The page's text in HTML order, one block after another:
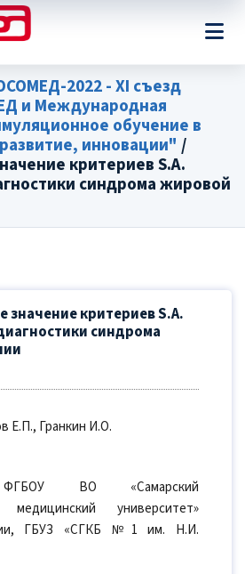
2022 - XI съезд
и Международная
обучение в
инновации" /
критериев S.A.
синдрома жировой
критериев S.A.
синдрома
Е.П., Гранкин И.О.
ФГБОУ ВО «Самарский
медицинский университет»
ГБУЗ «СГКБ №1 им. Н.И.